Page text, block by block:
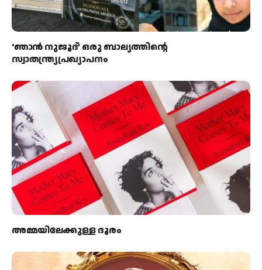
‘ഞാന്‍ നുജൂദ്’ ഒരു ബാല്യത്തിന്റെ
സ്വാതന്ത്ര്യപ്രഖ്യാപനം
അമ്മയിലേക്കുള്ള ദൂരം